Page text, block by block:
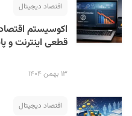
اقتصاد دیجیتال
اکوسیستم
قطعی اینترنت و
۱۳ بهمن ۱۴۰۴
اقتصاد دیجیتال